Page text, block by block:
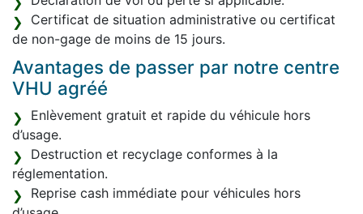
Certificat de situation administrative ou certificat
de non-gage de moins de 15 jours.
Avantages de passer par notre centre
VHU agréé
Enlèvement gratuit et rapide du véhicule hors
d’usage.
Destruction et recyclage conformes à la
réglementation.
Reprise cash immédiate pour véhicules hors